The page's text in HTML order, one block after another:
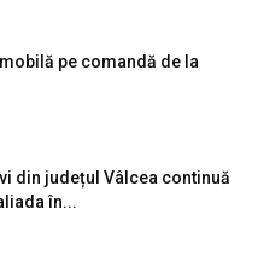
pe comandă de la
din județul Vâlcea continuă
în...